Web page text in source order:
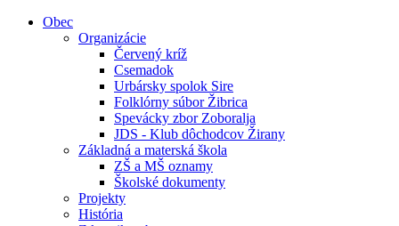
Obec
Organizácie
Červený kríž
Csemadok
Urbársky spolok Sire
Folklórny súbor Žibrica
Spevácky zbor Zoboralja
JDS - Klub dôchodcov Žirany
Základná a materská škola
ZŠ a MŠ oznamy
Školské dokumenty
Projekty
História